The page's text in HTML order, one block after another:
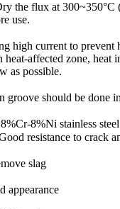
the flux at 300~350°C
use.
high current to prevent
heat-affected zone, heat
as possible.
should be done in
8%Ni stainless steel
resistance to crack
slag
appearance